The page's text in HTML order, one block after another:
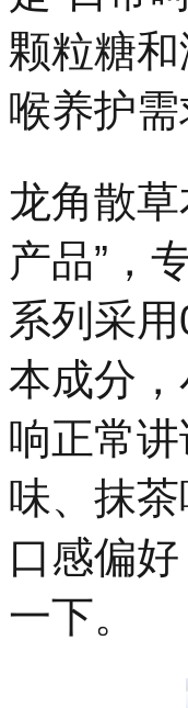
颗粒糖
喉养护需
龙角散
产品”，
系列采
本成分
响正常
味、抹
口感偏
一下。